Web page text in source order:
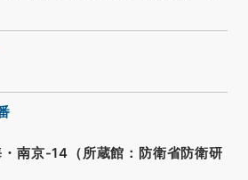
南京-14（所蔵館：防衛省防衛研